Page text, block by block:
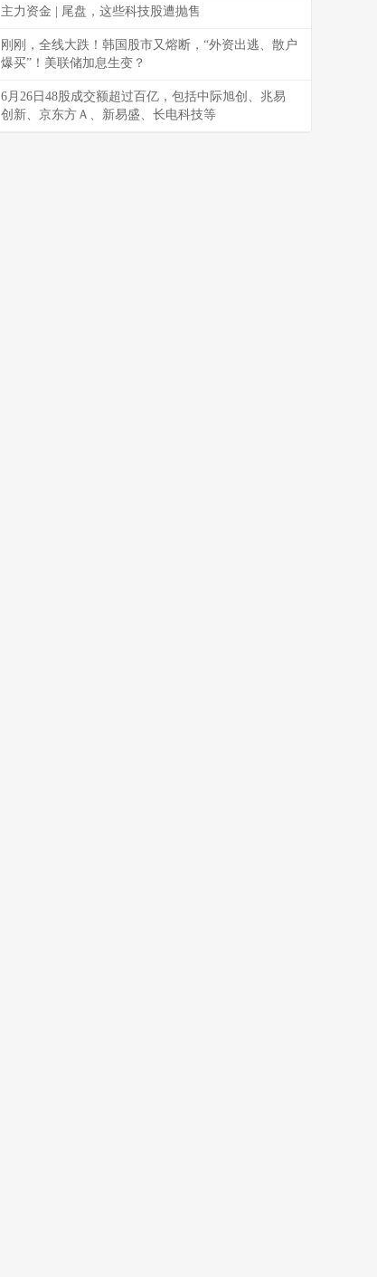
主力资金 | 尾盘，这些科技股遭抛售
刚刚，全线大跌！韩国股市又熔断，“外资出逃、散户
爆买”！美联储加息生变？
6月26日48股成交额超过百亿，包括中际旭创、兆易
创新、京东方Ａ、新易盛、长电科技等